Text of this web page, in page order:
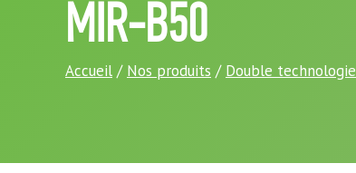
MIR-B50
Accueil / Nos produits / Double